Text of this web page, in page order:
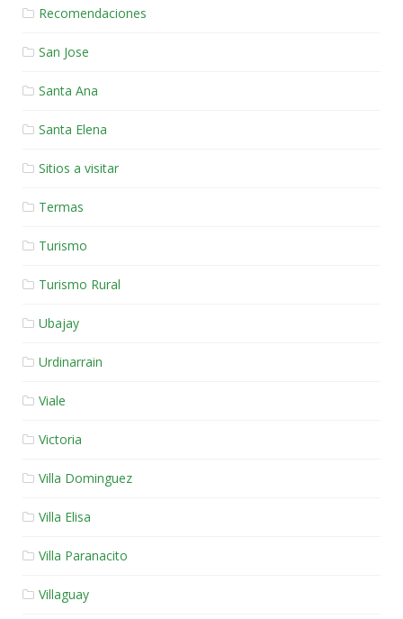
Recomendaciones
San Jose
Santa Ana
Santa Elena
Sitios a visitar
Termas
Turismo
Turismo Rural
Ubajay
Urdinarrain
Viale
Victoria
Villa Dominguez
Villa Elisa
Villa Paranacito
Villaguay